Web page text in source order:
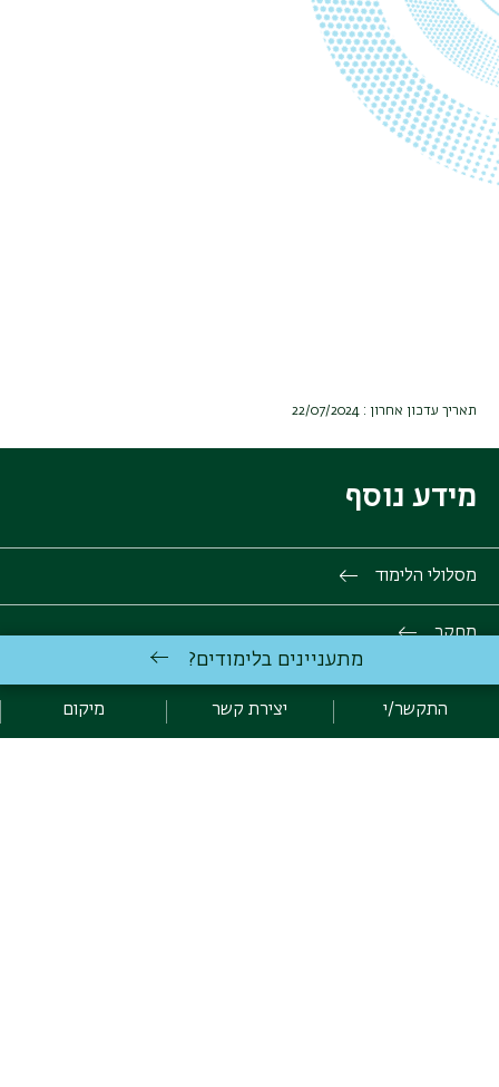
תאריך עדכון אחרון : 22/07/2024
מידע נוסף
מסלולי הלימוד
מחקר
צור קשר
מתעניינים בלימודים?
התקשר/י יצירת קשר מיקום